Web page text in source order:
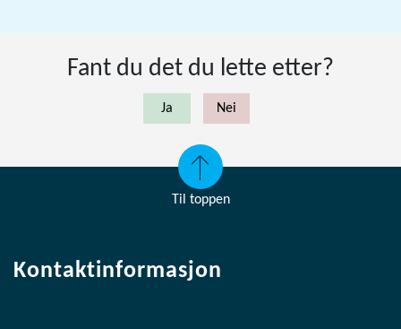
Fant du det du lette etter?
Til toppen
Kontaktinformasjon